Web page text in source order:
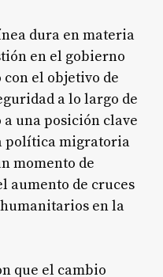
dura en materia
en el gobierno
el objetivo de
a lo largo de
una posición clave
política migratoria
momento de
aumento de cruces
en la
que el cambio